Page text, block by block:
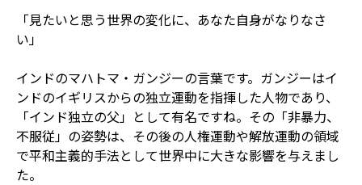
「見たいと思う世界の変化に、あなた自身がなりなさ
い」
インドのマハトマ・ガンジーの言葉です。ガンジーはイ
ンドのイギリスからの独立運動を指揮した人物であり、
「インド独立の父」として有名ですね。その「非暴力、
不服従」の姿勢は、その後の人権運動や解放運動の領域
で平和主義的手法として世界中に大きな影響を与えまし
た。